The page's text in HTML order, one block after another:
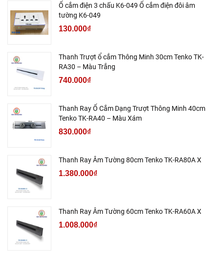
Ổ cắm điện 3 chấu K6-049 Ổ cắm điện đôi âm
tường K6-049
130.000₫
Thanh Trượt ổ cắm Thông Minh 30cm Tenko TK-
RA30 – Màu Trắng
740.000₫
Thanh Ray Ổ Cắm Dạng Trượt Thông Minh 40cm
Tenko TK-RA40 – Màu Xám
830.000₫
Thanh Ray Âm Tường 80cm Tenko TK-RA80A X
1.380.000₫
Thanh Ray Âm Tường 60cm Tenko TK-RA60A X
1.008.000₫